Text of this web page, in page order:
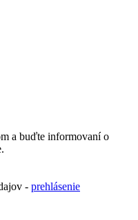
a buďte informovaní o
- prehlásenie